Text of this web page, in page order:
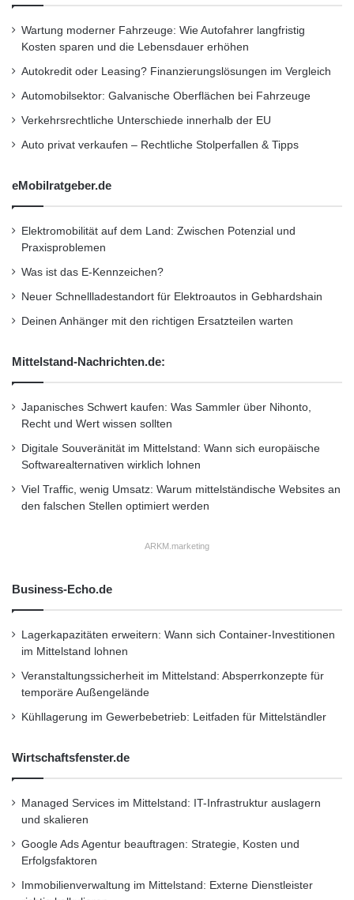
Johannes Wacker.
gegenüber herkömmlichen Tieferlegungsfedern
ist die Möglichkeit, jederzeit eine individuelle
Tieferlegung vornehmen zu können. Bei
Beim Audi R8 erlaubt der höhenverstellbare
Federsatz an beiden Achsen eine Tiefe von 5
bis 25 mm. Sollte der R8 ohne dem „Audi
magnetic ride“-Fahrwerk ausgerüstet sein, ist
eine Tieferlegung von bis zu 35 mm möglich.
„Wer für seinen R8 nach einer individuellen
Tieferlegung sucht und mit der
Fahrwerkauslegung des Audi zufrieden ist, für
den sind unsere KW Gewindefedern das ideale
liegt bei 1.099 Euro. Für Audi-R8-Fahrer die
noch mehr Performance wünschen entwickelt
der Fahrwerkhersteller bereits die ersten
Fahrwerkkomplettlösungen, die auf die
basieren.
Quelle: KW automotive GmbH
Federwegbegrenzer Gewindefedern
Höhenverstellung Motorsportausrüstung
Wartung moderner Fahrzeuge: Wie Autofahrer langfristig
Kosten sparen und die Lebensdauer erhöhen
Autokredit oder Leasing? Finanzierungslösungen im Vergleich
Automobilsektor: Galvanische Oberflächen bei Fahrzeuge
Verkehrsrechtliche Unterschiede innerhalb der EU
Auto privat verkaufen – Rechtliche Stolperfallen & Tipps
eMobilratgeber.de
Elektromobilität auf dem Land: Zwischen Potenzial und
Praxisproblemen
Was ist das E-Kennzeichen?
Neuer Schnellladestandort für Elektroautos in Gebhardshain
Deinen Anhänger mit den richtigen Ersatzteilen warten
Mittelstand-Nachrichten.de:
Japanisches Schwert kaufen: Was Sammler über Nihonto,
Recht und Wert wissen sollten
Digitale Souveränität im Mittelstand: Wann sich europäische
Softwarealternativen wirklich lohnen
Viel Traffic, wenig Umsatz: Warum mittelständische Websites an
den falschen Stellen optimiert werden
ARKM.marketing
Business-Echo.de
Lagerkapazitäten erweitern: Wann sich Container-Investitionen
im Mittelstand lohnen
Veranstaltungssicherheit im Mittelstand: Absperrkonzepte für
temporäre Außengelände
Kühllagerung im Gewerbebetrieb: Leitfaden für Mittelständler
Wirtschaftsfenster.de
Managed Services im Mittelstand: IT-Infrastruktur auslagern
und skalieren
Google Ads Agentur beauftragen: Strategie, Kosten und
Erfolgsfaktoren
Immobilienverwaltung im Mittelstand: Externe Dienstleister